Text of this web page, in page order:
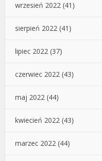
wrzesień 2022 (41)
sierpień 2022 (41)
lipiec 2022 (37)
czerwiec 2022 (43)
maj 2022 (44)
kwiecień 2022 (43)
marzec 2022 (44)